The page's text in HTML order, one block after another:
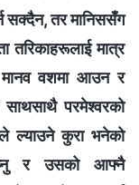
सक्दैन, तर मानिससँग
तरिकाहरूलाई मात्र
मानव वशमा आउन र
परमेश्‍वरको
ल्याउने कुरा भनेको
र उसको आफ्नै